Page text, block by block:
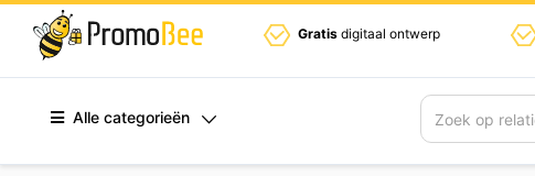
Gratis digitaal ontwerp
Alle categorieën Zoek